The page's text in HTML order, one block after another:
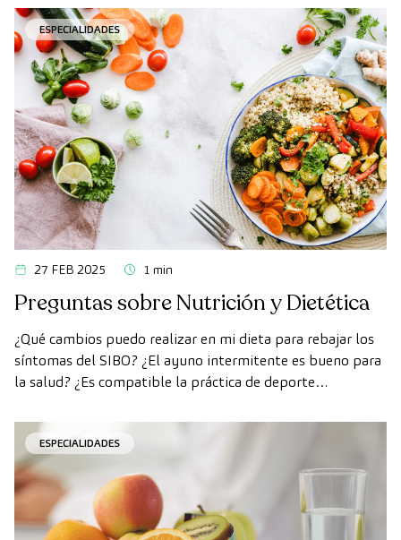
ESPECIALIDADES
27 FEB 2025 1 min
Preguntas sobre Nutrición y Dietética
¿Qué cambios puedo realizar en mi dieta para rebajar los
síntomas del SIBO? ¿El ayuno intermitente es bueno para
la salud? ¿Es compatible la práctica de deporte
ESPECIALIDADES